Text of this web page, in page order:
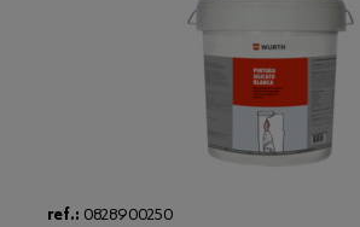
ref.: 0828900250